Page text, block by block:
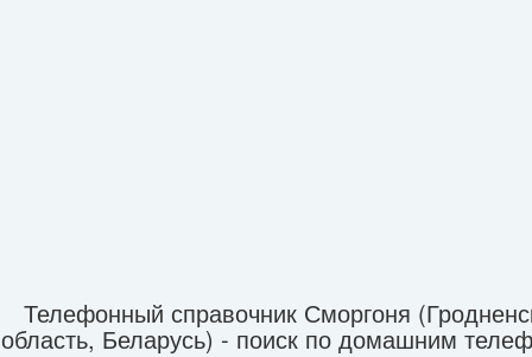
Телефонный справочник Сморгоня
область, Беларусь) - поиск по домашним